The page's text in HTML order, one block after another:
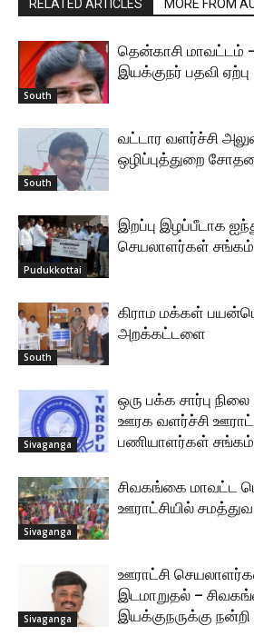
RELATED ARTICLES MORE FROM
South
தென்காசி மாவட்டம் –
இயக்குநர் பதவி ஏற்பு
South
வட்டார வளர்ச்சி
ஒழிப்புத்துறை
Pudukkottai
இறப்பு இழப்பீடாக
செயலாளர்கள் சங்கம்
South
கிராம மக்கள்
அறக்கட்டளை
Sivaganga
ஒரு பக்க சார்பு
ஊரக வளர்ச்சி
பணியாளர்கள் சங்கம்
Sivaganga
சிவகங்கை மாவட்ட
ஊராட்சியில்
Sivaganga
ஊராட்சி
இடமாறுதல் –
இயக்குநருக்கு நன்றி